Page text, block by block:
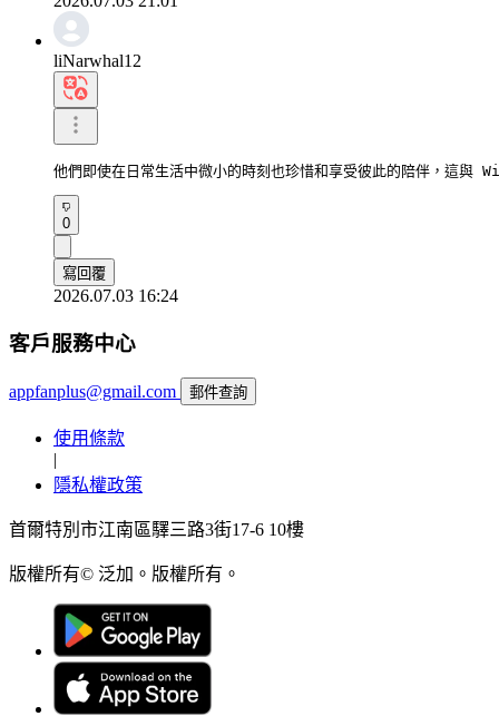
liNarwhal12
他們即使在日常生活中微小的時刻也珍惜和享受彼此的陪伴，這
0
寫回覆
2026.07.03 16:24
客戶服務中心
appfanplus@gmail.com 郵件查詢
使用條款
|
隱私權政策
首爾特別市江南區驛三路3街17-6 10樓
版權所有© 泛加。版權所有。